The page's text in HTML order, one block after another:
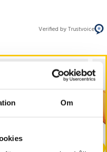
Om
Verified by Trustvoice